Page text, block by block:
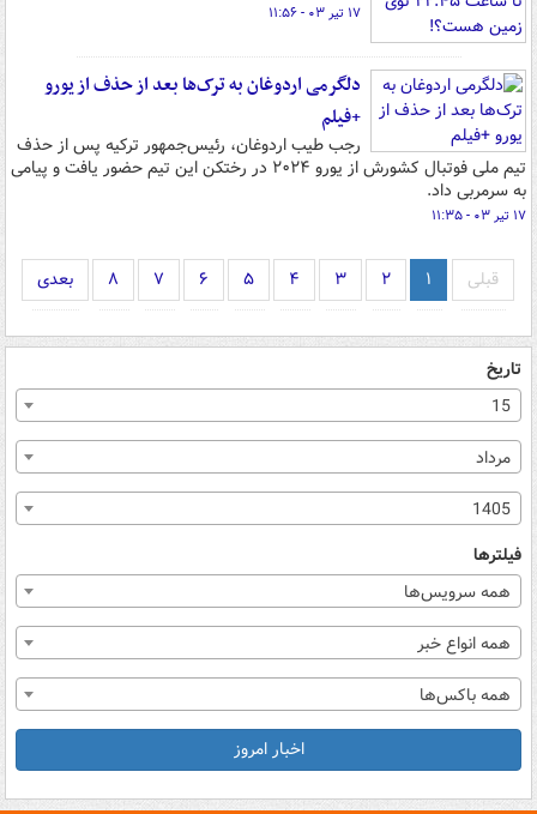
۱۷ تیر ۰۳ - ۱۱:۵۶
دلگرمی اردوغان به ترک‌ها بعد از حذف از یورو
+فیلم
رجب طیب اردوغان، رئیس‌جمهور ترکیه پس از حذف
تیم ملی فوتبال کشورش از یورو ۲۰۲۴ در رختکن این تیم حضور یافت و پیامی
به سرمربی داد.
۱۷ تیر ۰۳ - ۱۱:۳۵
قبلی ۱ ۲ ۳ ۴ ۵ ۶ ۷ ۸ بعدی
تاریخ
15
مرداد
1405
فیلترها
همه سرویس‌ها
همه انواع خبر
همه باکس‌ها
اخبار امروز